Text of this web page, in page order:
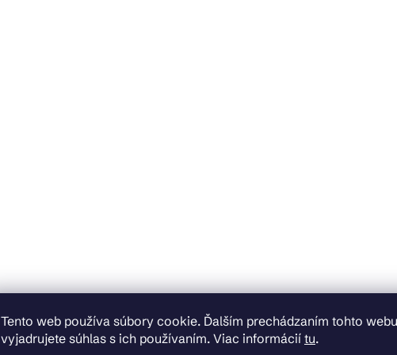
Tento web používa súbory cookie. Ďalším prechádzaním tohto webu
vyjadrujete súhlas s ich používaním. Viac informácií tu.